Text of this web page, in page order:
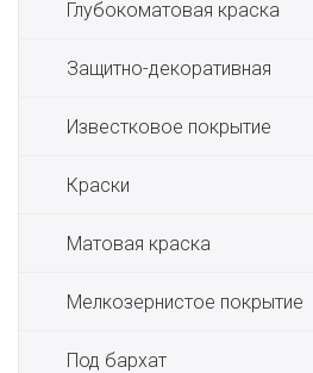
Глубокоматовая краска
Защитно-декоративная
Известковое покрытие
Краски
Матовая краска
Мелкозернистое покрытие
Под бархат